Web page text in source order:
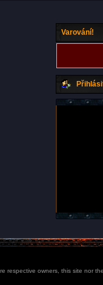
Varování!
respective owners, this site nor